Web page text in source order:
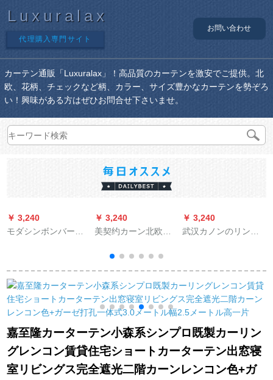
Luxuralax
代理購入専門サイト
お問い合わせ
カーテン通販「Luxuralax」！高品質のカーテンを激安でご提供。北
欧、花柄、チェックなど柄、カラー、サイズ豊かなカーテンを勢ぞろ
い！興味がある方はぜひお問合せ下さいませ。
￥ 3,240
モダシンボンバード
ンドバーンドバーン
ドバーンドバーンド
バーンドバーンドバ
ーンドドドカープス
キー壁フック洋风カ
ータテテテテ
￥ 3,240
美契约カーン北欧风
ド寝室リングベルダ
ー子供给部屋遮光カ
ーンブレン-1.5メトル
幅x 2.7高一片
￥ 3,240
武汉カノンのリンカ
室扫き出し窓窓窓外
出し窓布芸カビオ家
装别工程カーテージ
绿2メナートX 2.7メ
トル连接款
嘉至隆カーターテン小森系シンプロ既製カーリン
グレンコン賃貸住宅ショートカーターテン出窓寝
室リビングス完全遮光二階カーンレンコン色+ガ